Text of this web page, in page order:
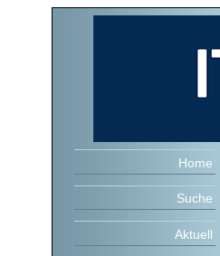
Home
Suche
Aktuell